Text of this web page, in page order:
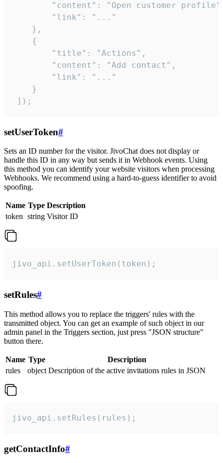
"content": "Open customer
        "link": "..."
    },
    {
        "title": "Actions",
        "content": "Add contact",
        "link": "..."
    }
]);
setUserToken#
Sets an ID number for the visitor. JivoChat does not display or
handle this ID in any way but sends it in Webhook events. Using
this method you can identify your website visitors when processing
Webhooks. We recommend using a hard-to-guess identifier to avoid
spoofing.
Name Type Description
token string Visitor ID
jivo_api.setUserToken(token);
setRules#
This method allows you to replace the triggers' rules with the
transmitted object. You can get an example of such object in our
admin panel in the Triggers section, just press "JSON structure"
button there.
Name Type
Description
rules
object Description of the active invitations rules in JSON
jivo_api.setRules(rules);
getContactInfo#